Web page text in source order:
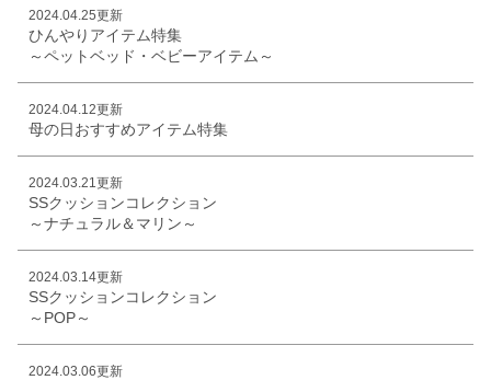
2024.04.25更新
ひんやりアイテム特集
～ペットベッド・ベビーアイテム～
2024.04.12更新
母の日おすすめアイテム特集
2024.03.21更新
SSクッションコレクション
～ナチュラル＆マリン～
2024.03.14更新
SSクッションコレクション
～POP～
2024.03.06更新